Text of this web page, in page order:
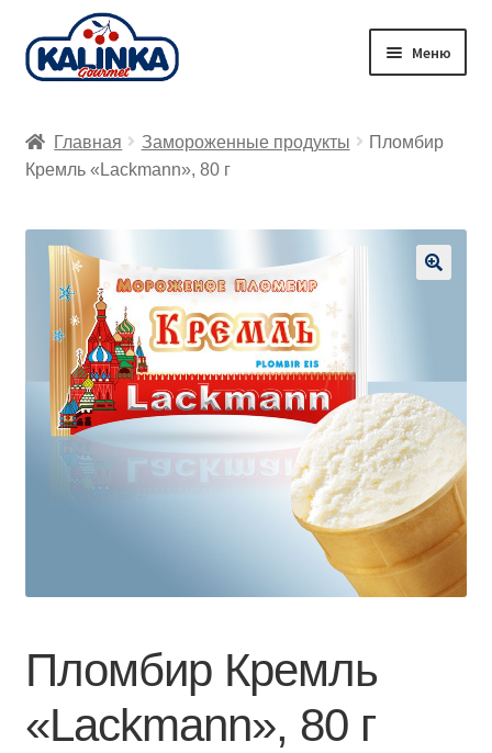
Перейти
к
Перейти
к
Меню
Заказ онлайн
Магазины
Доставка
Корзина
Главная Замороженные продукты
Пломбир
Кремль «Lackmann», 80 г
Пломбир Кремль
«Lackmann», 80 г